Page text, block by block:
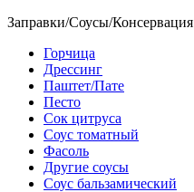
Заправки/Соусы/Консервация
Горчица
Дрессинг
Паштет/Пате
Песто
Сок цитруса
Соус томатный
Фасоль
Другие соусы
Соус бальзамический